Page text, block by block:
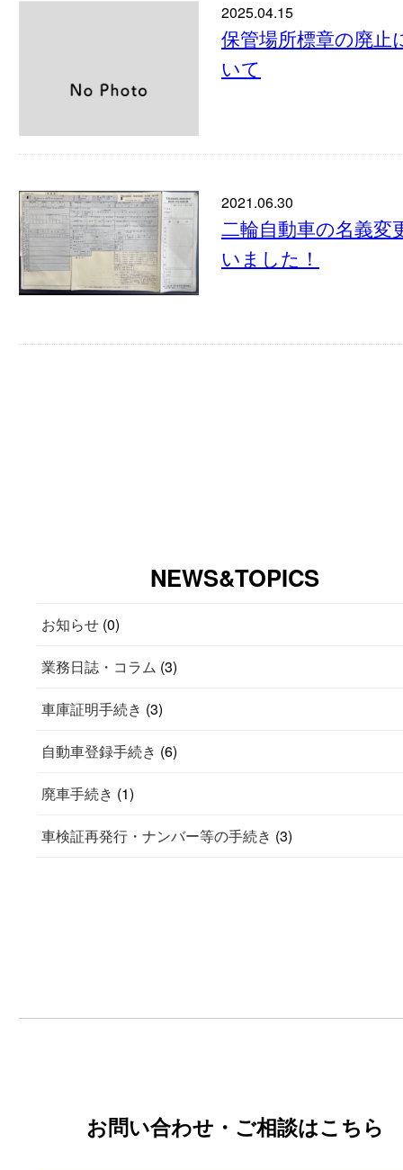
2025.04.15
保管場所標章の廃止
いて
2021.06.30
二輪自動車の名義変
いました！
NEWS&TOPICS
お知らせ (0)
業務日誌・コラム (3)
車庫証明手続き (3)
自動車登録手続き (6)
廃車手続き (1)
車検証再発行・ナンバー等の手続き (3)
お問い合わせ・ご相談はこちら